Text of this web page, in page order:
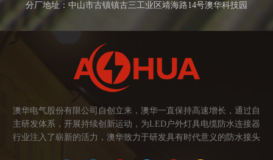
分厂地址：中山市古镇镇古三工业区靖海路14号澳华科技园
澳华电气股份有限公司自创立来，澳华一直保持高速增长，通过自
主研发体系，开展持续创新运动，为LED户外灯具电缆防水连接器
行业注入了崭新的活力，澳华致力于研发具有时代意义的防水接头